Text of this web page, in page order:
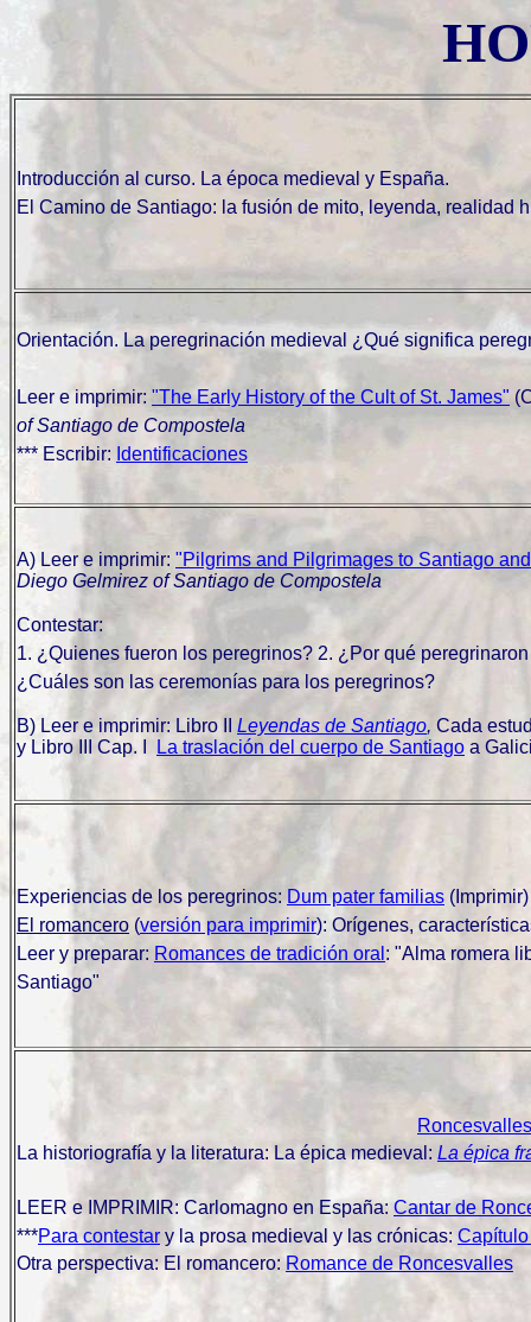
Introducción al curso. La época medieval y España.
El Camino de Santiago: la fusión de mito, leyenda, realidad
Orientación. La peregrinación medieval ¿Qué significa
Leer e imprimir: "The Early History of the Cult of St. James"
of Santiago de Compostela
*** Escribir: Identificaciones
A) Leer e imprimir: "Pilgrims and Pilgrimages to Santiago
Diego Gelmirez of Santiago de Compostela
Contestar:
1. ¿Quienes fueron los peregrinos? 2. ¿Por qué
¿Cuáles son las ceremonías para los peregrinos?
B) Leer e imprimir: Libro II Leyendas de Santiago, Cada
y Libro III Cap. I
La traslación del cuerpo de Santiago a
Experiencias de los peregrinos: Dum pater familias
El romancero (versión para imprimir): Orígenes,
Leer y preparar: Romances de tradición oral : "Alma romera
Santiago"
Roncesvalles
La historiografía y la literatura: La épica medieval: La épica
LEER e IMPRIMIR: Carlomagno en España: Cantar de
***Para contestar y la prosa medieval y las crónicas:
Otra perspectiva: El romancero:Romance de Roncesvalles